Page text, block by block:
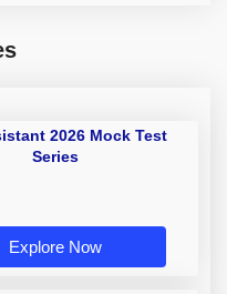
2026 Mock Test
Series
Explore Now